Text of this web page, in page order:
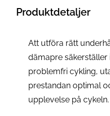
Produktdetaljer
Att utföra rätt
dämapre säkerställer
problemfri cykling,
prestandan optimal
upplevelse på cykeln.